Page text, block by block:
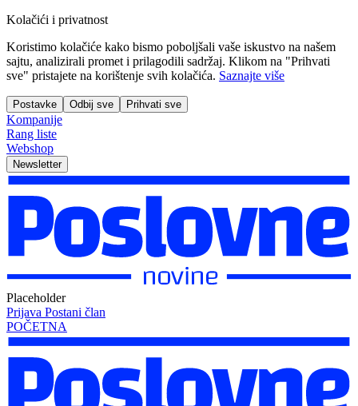
Kolačići i privatnost
Koristimo kolačiće kako bismo poboljšali vaše iskustvo na našem
sajtu, analizirali promet i prilagodili sadržaj. Klikom na "Prihvati
sve" pristajete na korištenje svih kolačića. Saznajte više
Postavke Odbij sve Prihvati sve
Kompanije
Rang liste
Webshop
Newsletter
Placeholder
Prijava Postani član
POČETNA